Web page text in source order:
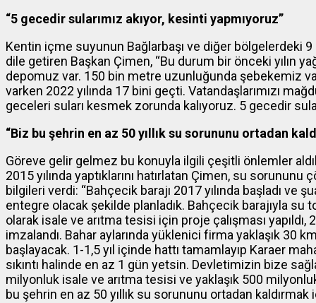
“5 gecedir sularımız akıyor, kesinti yapmıyoruz”
Kentin içme suyunun Bağlarbaşı ve diğer bölgelerdeki 9
dile getiren Başkan Çimen, “Bu durum bir önceki yılın
depomuz var. 150 bin metre uzunluğunda şebekemiz
varken 2022 yılında 17 bini geçti. Vatandaşlarımızı
geceleri suları kesmek zorunda kalıyoruz. 5 gecedir
“Biz bu şehrin en az 50 yıllık su sorununu ortadan
Göreve gelir gelmez bu konuyla ilgili çeşitli önlemler
2015 yılında yaptıklarını hatırlatan Çimen, su
bilgileri verdi: “Bahçecik barajı 2017 yılında başladı ve
entegre olacak şekilde planladık. Bahçecik barajıyla su
olarak isale ve arıtma tesisi için proje çalışması
imzalandı. Bahar aylarında yüklenici firma yaklaşık 30
başlayacak. 1-1,5 yıl içinde hattı tamamlayıp Karaer
sıkıntı halinde en az 1 gün yetsin. Devletimizin bize
milyonluk isale ve arıtma tesisi ve yaklaşık 500
bu şehrin en az 50 yıllık su sorununu ortadan